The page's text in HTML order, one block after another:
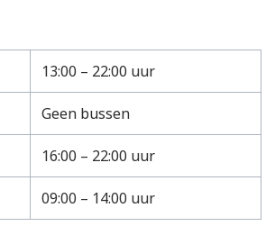
13:00 – 22:00 uur
Geen bussen
16:00 – 22:00 uur
09:00 – 14:00 uur